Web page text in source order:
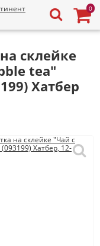
0
склейке
tea"
Хатбер